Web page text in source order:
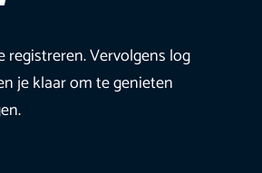
Vervolgens log
je klaar om te genieten